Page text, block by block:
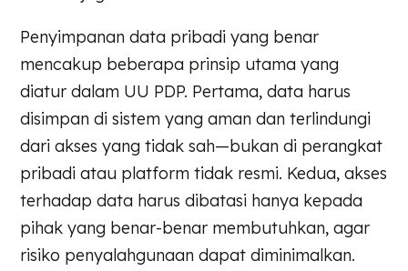
Penyimpanan data pribadi yang benar
mencakup beberapa prinsip utama yang
diatur dalam UU PDP. Pertama, data harus
disimpan di sistem yang aman dan terlindungi
dari akses yang tidak sah—bukan di perangkat
pribadi atau platform tidak resmi. Kedua, akses
terhadap data harus dibatasi hanya kepada
pihak yang benar-benar membutuhkan, agar
risiko penyalahgunaan dapat diminimalkan.